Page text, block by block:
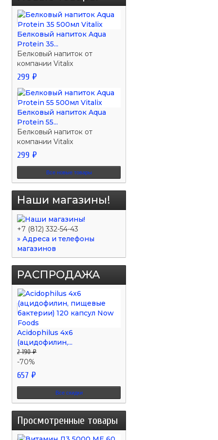
Белковый напиток Aqua
Protein 35...
Белковый напиток от
компании Vitalix
299 ₽
Белковый напиток Aqua
Protein 55...
Белковый напиток от
компании Vitalix
299 ₽
Все новые товары
Наши магазины!
+7 (812) 332-54-43
» Адреса и телефоны
магазинов
РАСПРОДАЖА
Acidophilus 4x6
(ацидофилин,...
2 190 ₽
-70%
657 ₽
Все скидки
Просмотренные товары